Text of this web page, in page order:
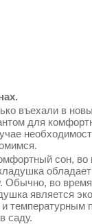
въехали в
для
сон, во
Обычно, во время
является
и температурным
саду.